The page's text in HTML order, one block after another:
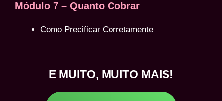
Módulo 7 – Quanto Cobrar
Como Precificar Corretamente
E MUITO, MUITO MAIS!